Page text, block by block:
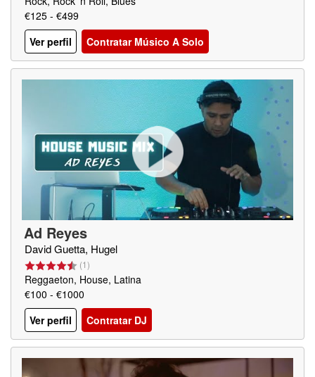
€125 - €499
Ver perfil
Contratar Músico A Solo
Ad Reyes
David Guetta, Hugel
(1)
Reggaeton, House, Latina
€100 - €1000
Ver perfil
Contratar DJ